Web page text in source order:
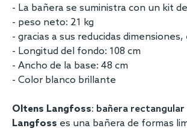
- La bañera se suministra con un kit
- peso neto: 21 kg
- gracias a sus reducidas
- Longitud del fondo: 108 cm
- Ancho de la base: 48 cm
- Color blanco brillante
Oltens Langfoss: bañera
Langfoss es una bañera de formas